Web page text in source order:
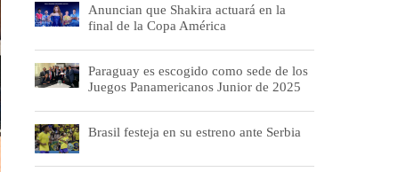
Anuncian que Shakira actuará en la
final de la Copa América
Paraguay es escogido como sede de los
Juegos Panamericanos Junior de 2025
Brasil festeja en su estreno ante Serbia